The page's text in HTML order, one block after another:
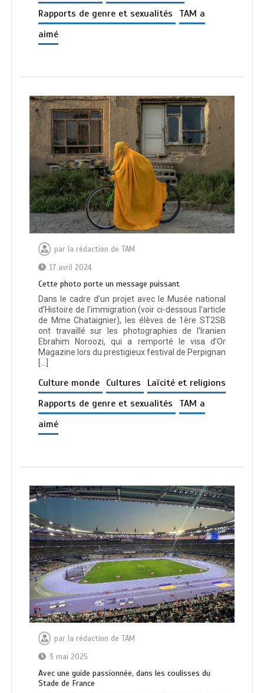
Rapports de genre et sexualités
TAM a
aimé
par la rédaction de TAM
17 avril 2024
Cette photo porte un message puissant
Dans le cadre d’un projet avec le Musée national
d’Histoire de l’immigration (voir ci-dessous l’article
de Mme Chataignier), les élèves de 1ère ST2SB
ont travaillé sur les photographies de l’Iranien
Ebrahim Noroozi, qui a remporté le visa d’Or
Magazine lors du prestigieux festival de Perpignan
Culture monde Cultures
Laïcité et religions
Rapports de genre et sexualités
TAM a
aimé
par la rédaction de TAM
3 mai 2025
Avec une guide passionnée, dans les coulisses du
Stade de France